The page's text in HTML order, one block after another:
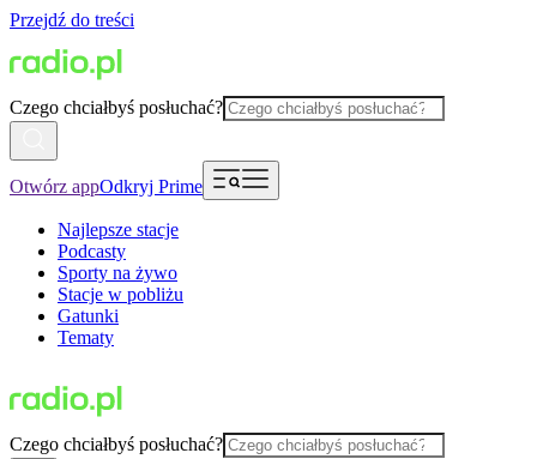
Przejdź do treści
Czego chciałbyś posłuchać?
Otwórz appOdkryj Prime
Najlepsze stacje
Podcasty
Sporty na żywo
Stacje w pobliżu
Gatunki
Tematy
Czego chciałbyś posłuchać?